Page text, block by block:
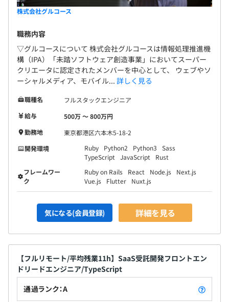
株式会社グルコース
職務内容
▽グルコースについて 株式会社グルコースは情報処理推進機
構（IPA）「未踏ソフトウェア創造事業」においてスーパー
クリエータに認定されたメンバーを中心として、 ウェブやソ
ーシャルメディア、モバイル... 詳しく見る
職種名
フルスタックエンジニア
給与
500万 〜 800万円
勤務地
東京都港区六本木5-18-2
開発環境
Ruby Python2 Python3
Sass
TypeScript
JavaScript
Rust
フレームワー
ク
Ruby on Rails React Node.js
Next.js
Vue.js
Flutter Nuxt.js
気になる(会員登録) 詳細を見る
【フルリモート/平均残業11h】SaaS受託開発フロントエン
ドリードエンジニア/TypeScript
通過ランク：A